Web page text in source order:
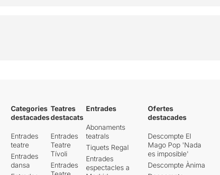
Categories
destacades
Entrades
teatre
Entrades
dansa
Teatres
destacats
Entrades
Teatre
Tívoli
Entrades
Entrades
Abonaments
teatrals
Tiquets Regal
Entrades
espectacles a
Ofertes
destacades
Descompte El
Mago Pop 'Nada
es imposible'
Descompte Ànima